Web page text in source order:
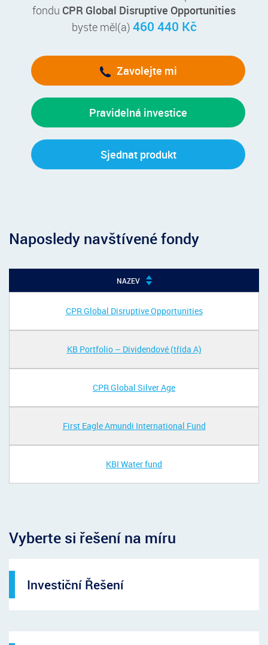
fondu CPR Global Disruptive Opportunities
byste měl(a) 460 440 Kč
Zavolejte mi
Pravidelná investice
Sjednat produkt
Naposledy navštívené fondy
NAZEV
CPR Global Disruptive Opportunities
KB Portfolio – Dividendové (třída A)
CPR Global Silver Age
First Eagle Amundi International Fund
KBI Water fund
Vyberte si řešení na míru
Investiční Řešení